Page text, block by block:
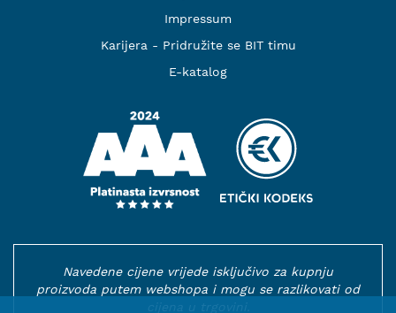
Impressum
Karijera - Pridružite se BIT timu
E-katalog
Navedene cijene vrijede isključivo za kupnju
proizvoda putem webshopa i mogu se razlikovati od